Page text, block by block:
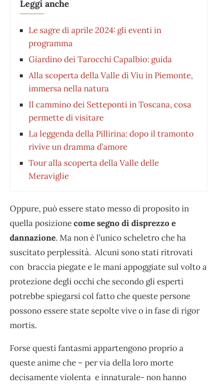
Leggi anche
Le sagre di aprile 2024: gli eventi in
programma
Giardino dei Tarocchi Capalbio: guida
Alla scoperta della Valle di Viu in Piemonte,
immersa nella natura
Il cammino dei Setteponti in Toscana, cosa
permette di visitare
La leggenda della Pillirina: dopo il tramonto
rivive un dramma d’amore
Tour alla scoperta della Valle delle
Meraviglie
Oppure, può essere stato messo di proposito in
quella posizionecome segno di disprezzo e
dannazione. Ma non è l’unico scheletro che ha
suscitato perplessità. Alcuni sono stati ritrovati
con braccia piegate e le mani appoggiate sul volto a
protezione degli occhi che secondo gli esperti
potrebbe spiegarsi col fatto che queste persone
possono essere state sepolte vive o in fase di rigor
mortis.
Forse questi fantasmi appartengono proprio a
queste anime che – per via della loro morte
decisamente violenta e innaturale- non hanno